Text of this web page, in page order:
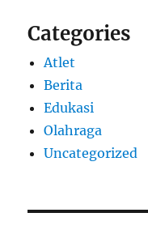
Categories
Atlet
Berita
Edukasi
Olahraga
Uncategorized